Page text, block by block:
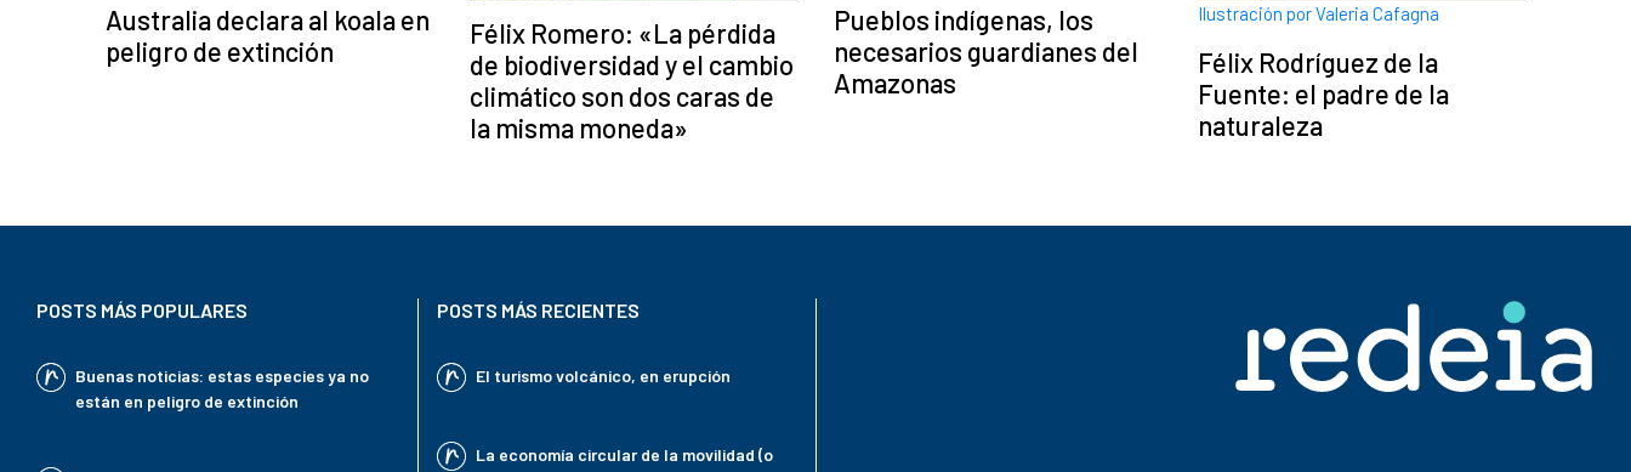
Australia declara al koala en
peligro de extinción
Félix Romero: «La pérdida
de biodiversidad y el cambio
climático son dos caras de
la misma moneda»
Pueblos indígenas, los
necesarios guardianes del
Amazonas
Ilustración por Valeria Cafagna
Félix Rodríguez de la
Fuente: el padre de la
naturaleza
POSTS MÁS POPULARES
Buenas noticias: estas especies ya no
están en peligro de extinción
POSTS MÁS RECIENTES
El turismo volcánico, en erupción
La economía circular de la movilidad (o